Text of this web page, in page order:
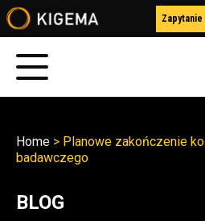
Home > Planowe zakończenie
badawczego
BLOG